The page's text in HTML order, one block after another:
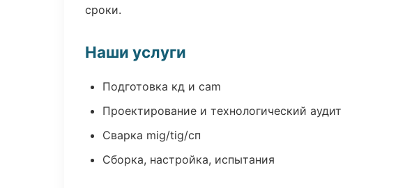
сроки.
Наши услуги
Подготовка кд и cam
Проектирование и технологический аудит
Сварка mig/tig/сп
Сборка, настройка, испытания